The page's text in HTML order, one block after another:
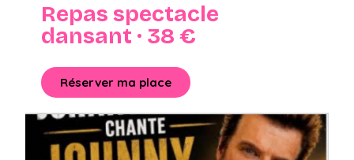
Repas spectacle
dansant · 38 €
Réserver ma place